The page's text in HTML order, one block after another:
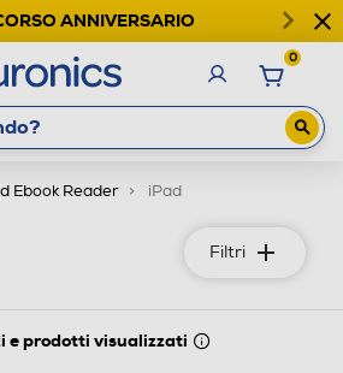
ANNIVERSARIO
0
Ebook Reader iPad
Filtri
e prodotti visualizzati